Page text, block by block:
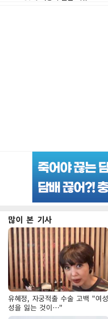
많이 본 기사
유혜정, 자궁적출 수술 고백 "여성
성을 잃는 것이…"